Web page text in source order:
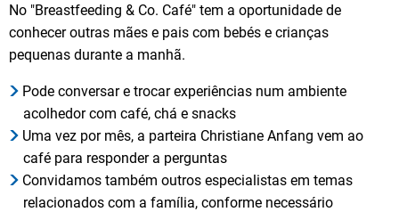
No "Breastfeeding & Co. Café" tem a oportunidade de
conhecer outras mães e pais com bebés e crianças
pequenas durante a manhã.
Pode conversar e trocar experiências num ambiente
acolhedor com café, chá e snacks
Uma vez por mês, a parteira Christiane Anfang vem ao
café para responder a perguntas
Convidamos também outros especialistas em temas
relacionados com a família, conforme necessário